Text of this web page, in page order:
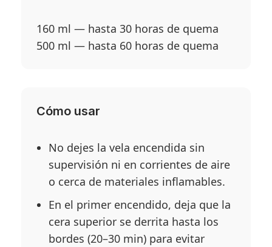
160 ml — hasta 30 horas de quema
500 ml — hasta 60 horas de quema
Cómo usar
No dejes la vela encendida sin
supervisión ni en corrientes de aire
o cerca de materiales inflamables.
En el primer encendido, deja que la
cera superior se derrita hasta los
bordes (20–30 min) para evitar